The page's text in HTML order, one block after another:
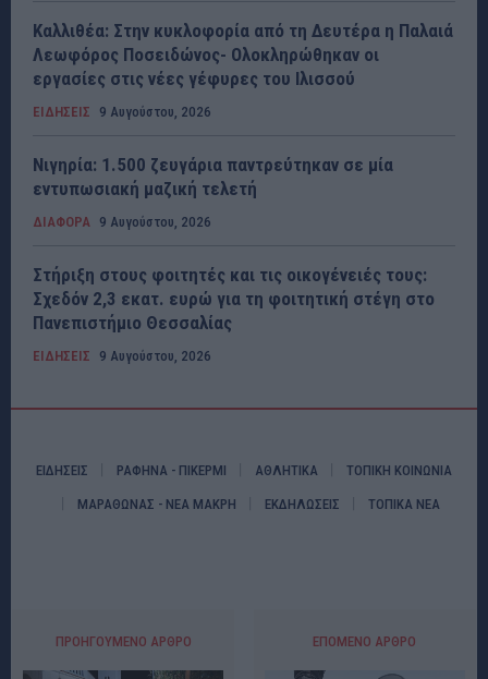
Καλλιθέα: Στην κυκλοφορία από τη Δευτέρα η Παλαιά
Λεωφόρος Ποσειδώνος- Ολοκληρώθηκαν οι
εργασίες στις νέες γέφυρες του Ιλισσού
ΕΙΔΗΣΕΙΣ 9 Αυγούστου, 2026
Νιγηρία: 1.500 ζευγάρια παντρεύτηκαν σε μία
εντυπωσιακή μαζική τελετή
ΔΙΑΦΟΡΑ 9 Αυγούστου, 2026
Στήριξη στους φοιτητές και τις οικογένειές τους:
Σχεδόν 2,3 εκατ. ευρώ για τη φοιτητική στέγη στο
Πανεπιστήμιο Θεσσαλίας
ΕΙΔΗΣΕΙΣ 9 Αυγούστου, 2026
ΕΙΔΗΣΕΙΣ ΡΑΦΗΝΑ - ΠΙΚΕΡΜΙ ΑΘΛΗΤΙΚΑ ΤΟΠΙΚΗ ΚΟΙΝΩΝΙΑ
ΜΑΡΑΘΩΝΑΣ - ΝΕΑ ΜΑΚΡΗ ΕΚΔΗΛΩΣΕΙΣ ΤΟΠΙΚΑ ΝΕΑ
ΠΡΟΗΓΟΎΜΕΝΟ ΆΡΘΡΟ ΕΠΌΜΕΝΟ ΆΡΘΡΟ